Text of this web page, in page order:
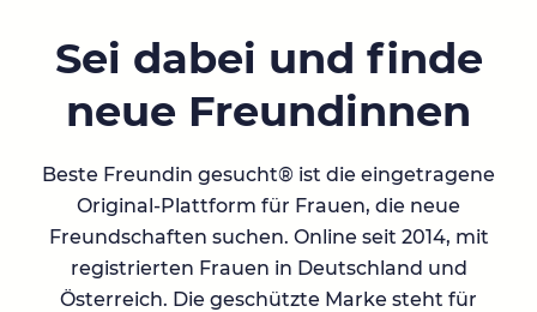
Sei dabei und finde
neue Freundinnen
Beste Freundin gesucht® ist die eingetragene
Original-Plattform für Frauen, die neue
Freundschaften suchen. Online seit 2014, mit
registrierten Frauen in Deutschland und
Österreich. Die geschützte Marke steht für